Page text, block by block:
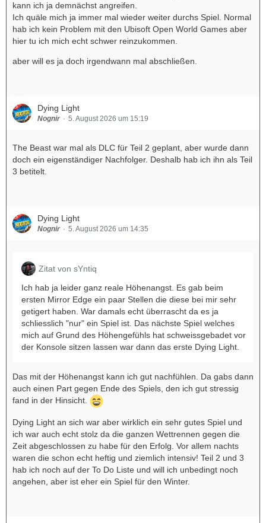
kann ich ja demnächst angreifen.
Ich quäle mich ja immer mal wieder weiter durchs Spiel. Normal
hab ich kein Problem mit den Ubisoft Open World Games aber
hier tu ich mich echt schwer reinzukommen.
aber will es ja doch irgendwann mal abschließen.
Dying Light
Nognir 5. August 2026 um 15:19
The Beast war mal als DLC für Teil 2 geplant, aber wurde dann
doch ein eigenständiger Nachfolger. Deshalb hab ich ihn als Teil
3 betitelt.
Dying Light
Nognir 5. August 2026 um 14:35
Zitat von sYntiq
Ich hab ja leider ganz reale Höhenangst. Es gab beim
ersten Mirror Edge ein paar Stellen die diese bei mir sehr
getigert haben. War damals echt überrascht da es ja
schliesslich "nur" ein Spiel ist. Das nächste Spiel welches
mich auf Grund des Höhengefühls hat schweissgebadet vor
der Konsole sitzen lassen war dann das erste Dying Light.
Das mit der Höhenangst kann ich gut nachfühlen. Da gabs dann
auch einen Part gegen Ende des Spiels, den ich gut stressig
fand in der Hinsicht.
Dying Light an sich war aber wirklich ein sehr gutes Spiel und
ich war auch echt stolz da die ganzen Wettrennen gegen die
Zeit abgeschlossen zu habe für den Erfolg. Vor allem nachts
waren die schon echt heftig und ziemlich intensiv! Teil 2 und 3
hab ich noch auf der To Do Liste und will ich unbedingt noch
angehen, aber ist eher ein Spiel für den Winter.